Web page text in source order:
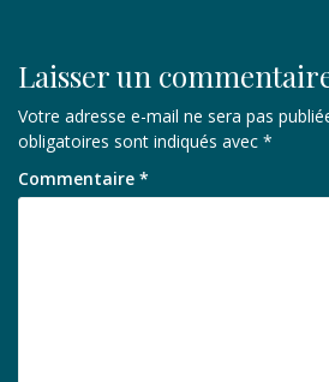
Laisser un
Votre adresse e-mail ne sera pas
obligatoires sont indiqués avec *
Commentaire *